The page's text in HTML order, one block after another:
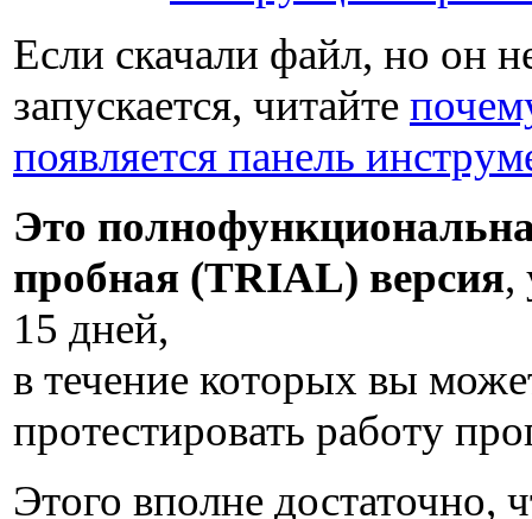
Если скачали файл, но он
запускается, читайте
появляется панель
Это
пробная (TRIAL) версия,
15 дней,
в течение которых вы
протестировать работу
Этого вполне достаточно,